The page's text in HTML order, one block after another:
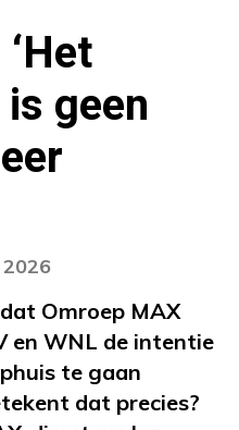
geen
Omroep MAX
en WNL de intentie
te gaan
dat precies?